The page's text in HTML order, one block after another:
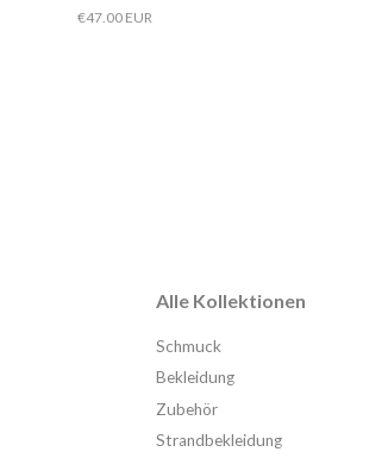
Normaler
€47.00 EUR
Alle Kollektionen
Schmuck
Bekleidung
Zubehör
Strandbekleidung